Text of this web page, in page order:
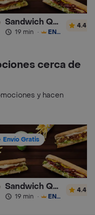
Sandwich Qbano
19 min · ENVÍO GRATIS
4.4
cerca de
y hacen
Envío Gratis
Sandwich Qbano
19 min · ENVÍO GRATIS
4.4